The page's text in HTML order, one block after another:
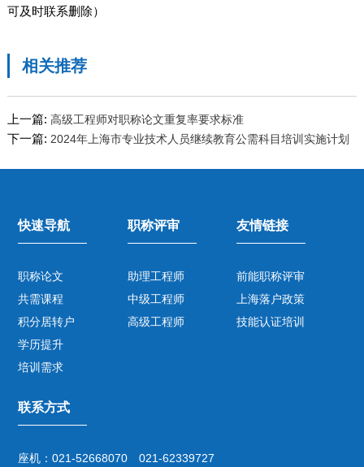
可及时联系删除）
相关推荐
上一篇: 高级工程师对职称论文重复率要求标准
下一篇: 2024年上海市专业技术人员继续教育公需科目培训实施计划
快速导航
职称论文
共需课程
积分居转户
学历提升
培训需求
职称评审
助理工程师
中级工程师
高级工程师
友情链接
前能职称评审
上海落户政策
技能认证培训
联系方式
座机：021-52668070 021-62339727